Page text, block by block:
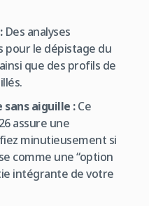
Des analyses
pour le dépistage du
que des profils de
sans aiguille :Ce
assure une
minutieusement si
comme une “option
intégrante de votre